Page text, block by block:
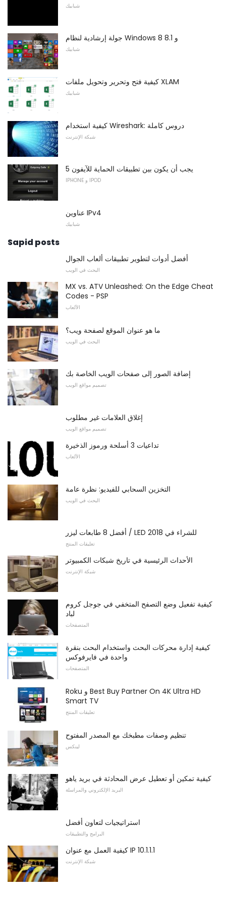
شبابيك
جولة إرشادية لنظام Windows 8 و 8.1
شبابيك
كيفية فتح وتحرير وتحويل ملفات XLAM
شبابيك
كيفية استخدام Wireshark: دروس كاملة
شبكة الإنترنت
5 يجب أن يكون بين تطبيقات الحماية للآيفون
IPHONE و IPOD
عناوين IPv4
شبابيك
Sapid posts
أفضل أدوات لتطوير تطبيقات ألعاب الجوال
البحث في الويب
MX vs. ATV Unleashed: On the Edge Cheat
Codes - PSP
الألعاب
ما هو عنوان الموقع لصفحة ويب؟
البحث في الويب
إضافة الصور إلى صفحات الويب الخاصة بك
تصميم مواقع الويب
إغلاق العلامات غير مطلوب
تصميم مواقع الويب
تداعيات 3 أسلحة ورموز الذخيرة
الألعاب
التخزين السحابي للفيديو: نظرة عامة
البحث في الويب
أفضل 8 طابعات ليزر / LED للشراء في 2018
تعليقات المنتج
الأحداث الرئيسية في تاريخ شبكات الكمبيوتر
شبكة الإنترنت
كيفية تفعيل وضع التصفح المتخفي في جوجل كروم
لباد
المتصفحات
كيفية إدارة محركات البحث واستخدام البحث بنقرة
واحدة في فايرفوكس
المتصفحات
Roku و Best Buy Partner On 4K Ultra HD
Smart TV
تعليقات المنتج
تنظيم وصفات مطبخك مع المصدر المفتوح
لينكس
كيفية تمكين أو تعطيل عرض المحادثة في بريد ياهو
البريد الإلكتروني والمراسلة
استراتيجيات لتعاون أفضل
البرامج والتطبيقات
كيفية العمل مع عنوان IP 10.1.1.1
شبكة الإنترنت